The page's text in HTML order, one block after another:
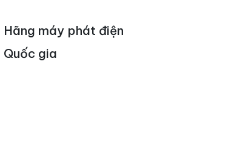
Hãng máy phát điện
Quốc gia